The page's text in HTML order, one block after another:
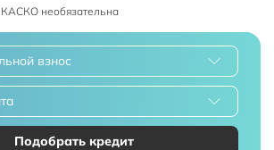
необязательна
взнос
Подобрать кредит